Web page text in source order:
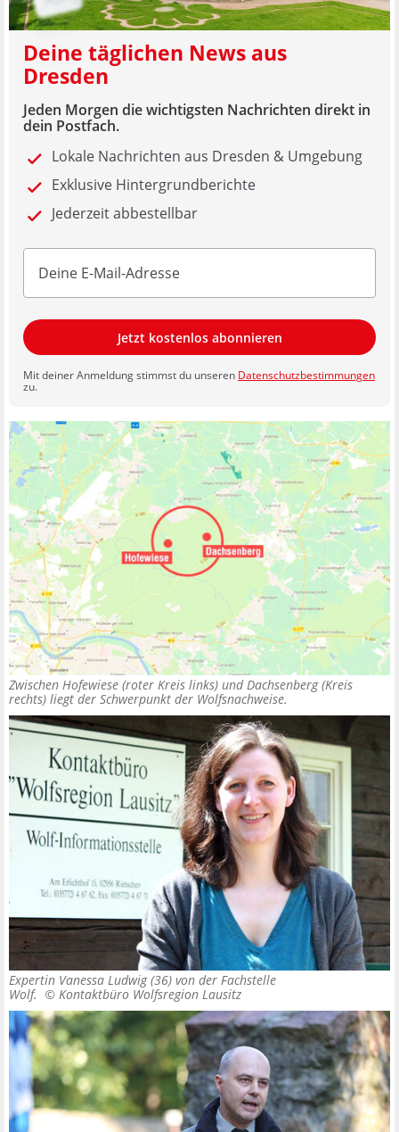
Deine täglichen News aus
Dresden
Jeden Morgen die wichtigsten Nachrichten direkt in
dein Postfach.
Lokale Nachrichten aus Dresden & Umgebung
Exklusive Hintergrundberichte
Jederzeit abbestellbar
Jetzt kostenlos abonnieren
Mit deiner Anmeldung stimmst du unseren Datenschutzbestimmungen
zu.
Zwischen Hofewiese (roter Kreis links) und Dachsenberg (Kreis
rechts) liegt der Schwerpunkt der Wolfsnachweise.
Expertin Vanessa Ludwig (36) von der Fachstelle
Wolf. © Kontaktbüro Wolfsregion Lausitz